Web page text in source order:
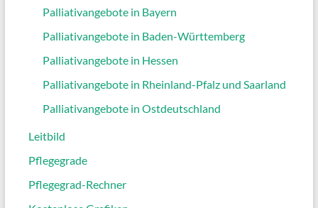
Palliativangebote in Bayern
Palliativangebote in Baden-Württemberg
Palliativangebote in Hessen
Palliativangebote in Rheinland-Pfalz und Saarland
Palliativangebote in Ostdeutschland
Leitbild
Pflegegrade
Pflegegrad-Rechner